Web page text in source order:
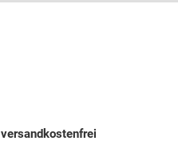
versandkostenfrei